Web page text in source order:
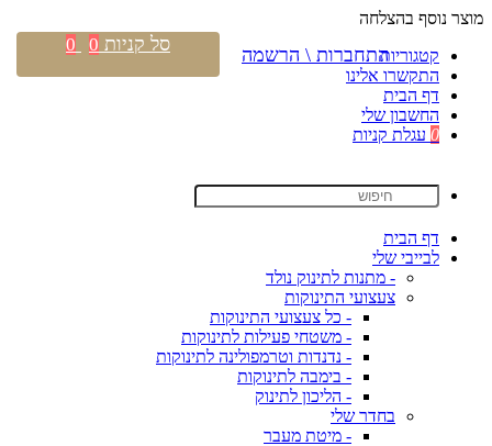
מוצר נוסף בהצלחה
קטגוריות
התקשרו אלינו
דף הבית
החשבון שלי
0 עגלת קניות
דף הבית
לבייבי שלי
- מתנות לתינוק נולד
צעצועי התינוקות
- כל צעצועי התינוקות
- משטחי פעילות לתינוקות
- נדנדות וטרמפולינה לתינוקות
- בימבה לתינוקות
- הליכון לתינוק
בחדר שלי
- מיטת מעבר
התחברות \ הרשמה סל קניות 0
0